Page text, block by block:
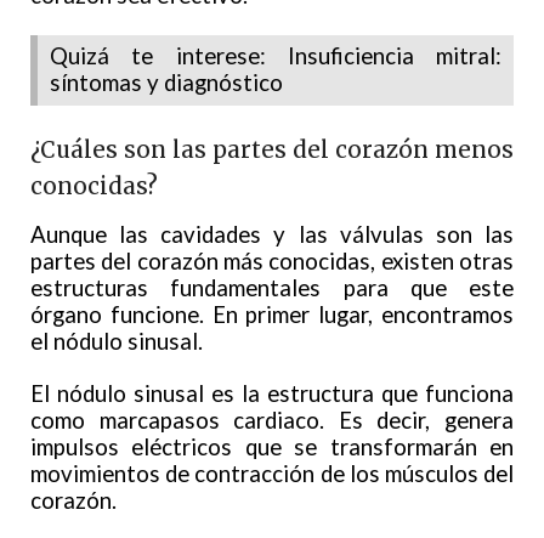
Quizá te interese: Insuficiencia mitral:
síntomas y diagnóstico
¿Cuáles son las partes del corazón menos
conocidas?
Aunque las cavidades y las válvulas son las
partes del corazón más conocidas, existen otras
estructuras fundamentales para que este
órgano funcione. En primer lugar, encontramos
el nódulo sinusal.
El nódulo sinusal es la estructura que funciona
como marcapasos cardiaco. Es decir, genera
impulsos eléctricos que se transformarán en
movimientos de contracción de los músculos del
corazón.